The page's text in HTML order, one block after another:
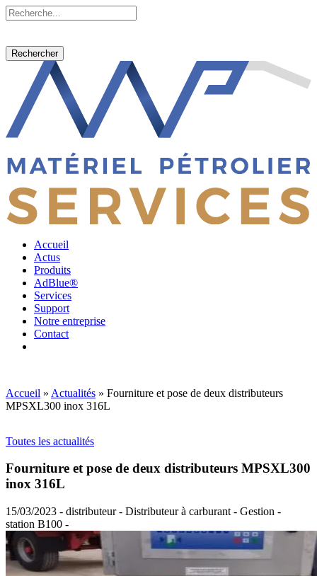
Rechercher
Accueil
Actus
Produits
AdBlue®
Services
Support
Notre entreprise
Contact
Accueil » Actualités » Fourniture et pose de deux distributeurs
MPSXL300 inox 316L
Toutes les actualités
Fourniture et pose de deux distributeurs MPSXL300
inox 316L
15/03/2023 - distributeur - Distributeur à carburant - Gestion -
station B100 -